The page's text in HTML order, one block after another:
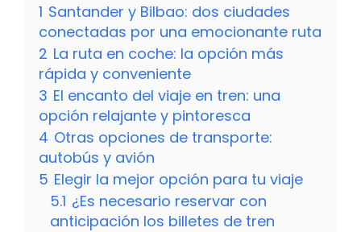
1 Santander y Bilbao: dos ciudades
conectadas por una emocionante ruta
2 La ruta en coche: la opción más
rápida y conveniente
3 El encanto del viaje en tren: una
opción relajante y pintoresca
4 Otras opciones de transporte:
autobús y avión
5 Elegir la mejor opción para tu viaje
5.1 ¿Es necesario reservar con
anticipación los billetes de tren